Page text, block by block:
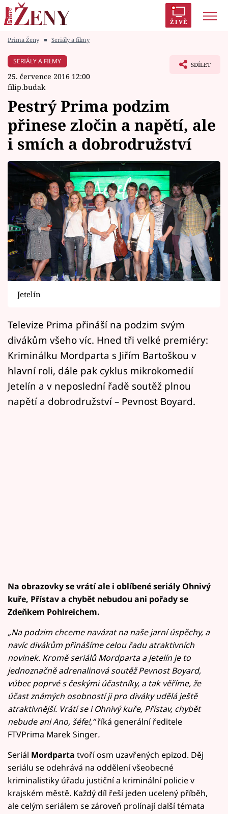
ŽIVĚ
Módní alarm
Témata
Celebrity
Vztahy
Seriály
Horoskopy
Sledujte prima+
Filmový festival Karlovy Vary
Mámy sobě
Přihlášení
Sledujte nás
Prima Ženy ■ Seriály a filmy
SERIÁLY A FILMY
25. července 2016 12:00
filip.budak
SDÍLET
Pestrý Prima podzim
přinese zločin a napětí, ale
i smích a dobrodružství
Jetelín
Televize Prima přináší na podzim svým
divákům všeho víc. Hned tři velké premiéry:
Kriminálku Mordparta s Jiřím Bartoškou v
hlavní roli, dále pak cyklus mikrokomedií
Jetelín a v neposlední řadě soutěž plnou
napětí a dobrodružství – Pevnost Boyard.
Na obrazovky se vrátí ale i oblíbené seriály Ohnivý
kuře, Přístav a chybět nebudou ani pořady se
Zdeňkem Pohlreichem.
„Na podzim chceme navázat na naše jarní úspěchy, a
navíc divákům přinášíme celou řadu atraktivních
novinek. Kromě seriálů Mordparta a Jetelín je to
jednoznačně adrenalinová soutěž Pevnost Boyard,
vůbec poprvé s českými účastníky, a tak věříme, že
účast známých osobností ji pro diváky udělá ještě
atraktivnější. Vrátí se i Ohnivý kuře, Přístav, chybět
nebude ani Ano, šéfe!,“říká generální ředitele
FTVPrima Marek Singer.
Seriál Mordparta tvoří osm uzavřených epizod. Děj
seriálu se odehrává na oddělení všeobecné
kriminalistiky úřadu justiční a kriminální policie v
krajském městě. Každý díl řeší jeden ucelený příběh,
ale celým seriálem se zároveň prolínají další témata